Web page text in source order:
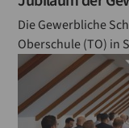
Die Gewerbliche
Oberschule (TO) in